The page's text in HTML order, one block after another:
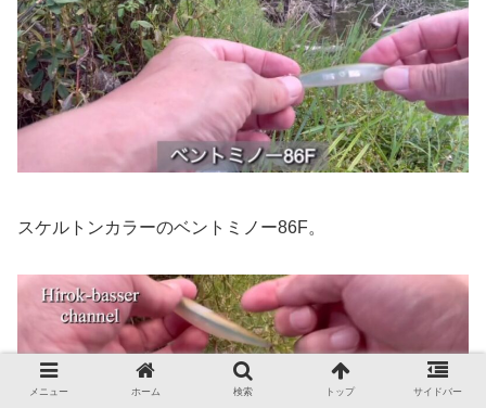
スケルトンカラーのベントミノー86F。
メニュー ホーム 検索 トップ サイドバー